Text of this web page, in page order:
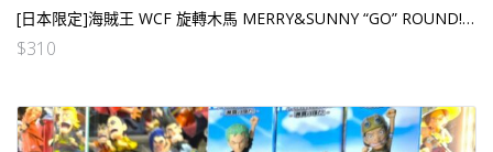
[日本限定]海賊王 WCF 旋轉木馬 MERRY&SUNNY “GO” ROUND! 路飛 (日版)
$310